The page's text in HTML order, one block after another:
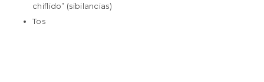
chiflido” (sibilancias)
Tos